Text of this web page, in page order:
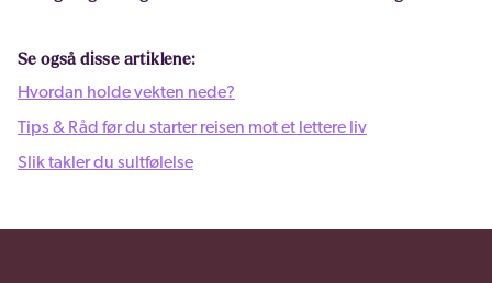
Se også disse artiklene:
Hvordan holde vekten nede?
Tips & Råd før du starter reisen mot et lettere liv
Slik takler du sultfølelse